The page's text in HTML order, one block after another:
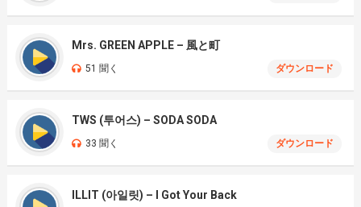
Mrs. GREEN APPLE – 風と町
51 聞く ダウンロード
TWS (투어스) – SODA SODA
33 聞く ダウンロード
ILLIT (아일릿) – I Got Your Back